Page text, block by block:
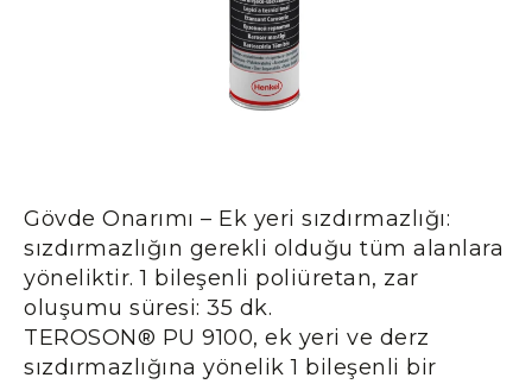
Gövde Onarımı – Ek yeri sızdırmazlığı:
sızdırmazlığın gerekli olduğu tüm alanlara
yöneliktir. 1 bileşenli poliüretan, zar
oluşumu süresi: 35 dk.
TEROSON® PU 9100, ek yeri ve derz
sızdırmazlığına yönelik 1 bileşenli bir